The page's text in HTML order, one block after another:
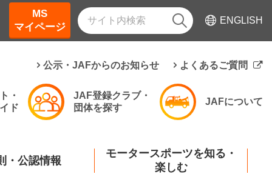
MS
マイページ
ENGLISH
公示・JAFからのお知らせ よくあるご質問
・
ド
JAF登録クラブ・
団体を探す
JAFについて
・公認情報
モータースポーツを知る・
楽しむ